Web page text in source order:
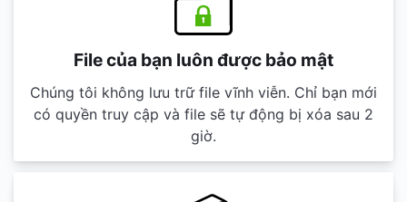
File của bạn luôn được bảo mật
Chúng tôi không lưu trữ file vĩnh viễn. Chỉ bạn mới
có quyền truy cập và file sẽ tự động bị xóa sau 2
giờ.